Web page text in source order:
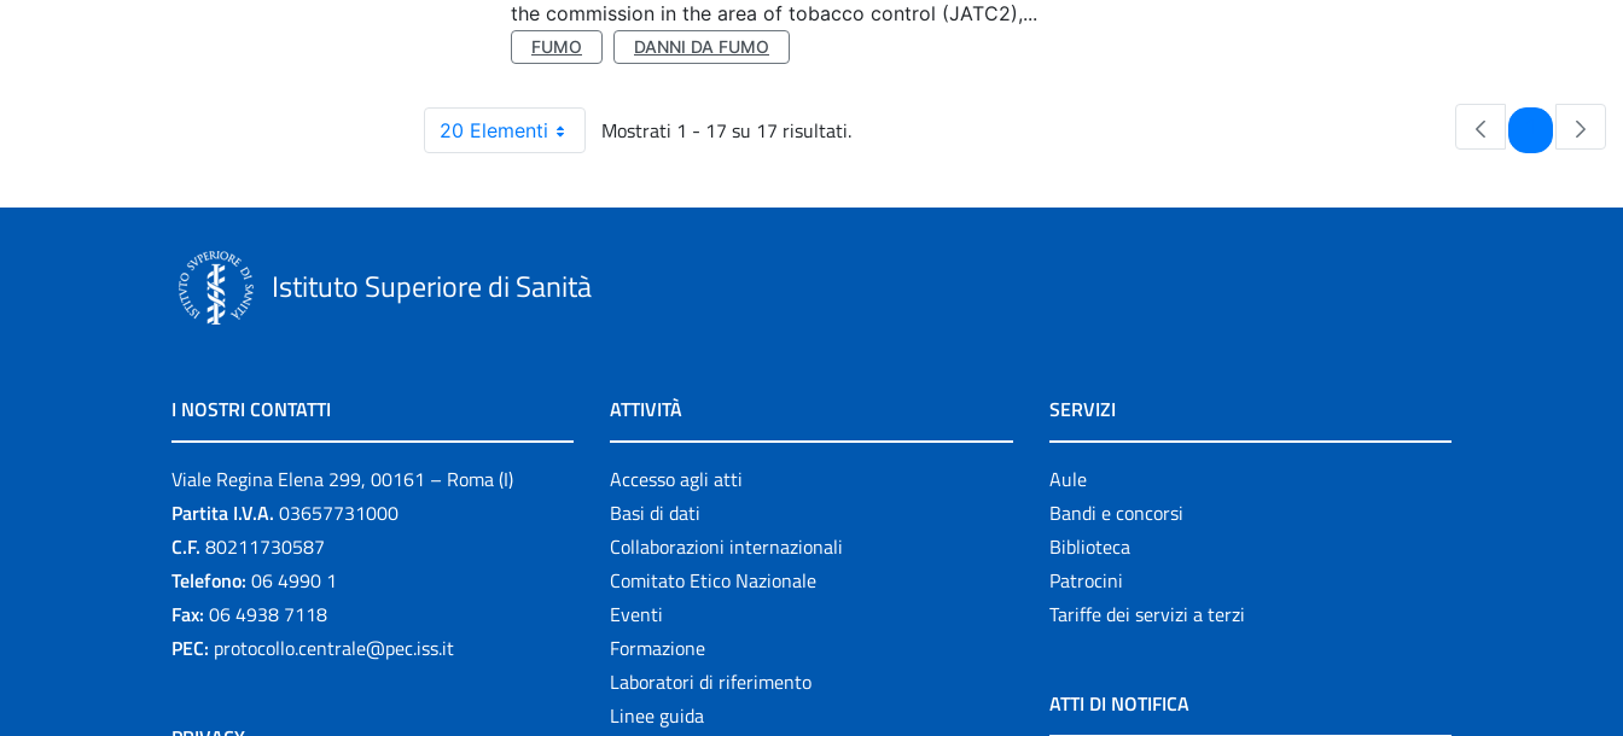
the commission in the area of tobacco control (JATC2),...
FUMO DANNI DA FUMO
20 Elementi Mostrati 1 - 17 su 17 risultati. Pagina
Istituto Superiore di Sanità
I NOSTRI CONTATTI
Viale Regina Elena 299, 00161 – Roma (I)
Partita I.V.A. 03657731000
C.F. 80211730587
Telefono: 06 4990 1
Fax: 06 4938 7118
PEC: protocollo.centrale@pec.iss.it
ATTIVITÀ
Accesso agli atti
Basi di dati
Collaborazioni internazionali
Comitato Etico Nazionale
Eventi
Formazione
Laboratori di riferimento
Linee guida
SERVIZI
Aule
Bandi e concorsi
Biblioteca
Patrocini
Tariffe dei servizi a terzi
ATTI DI NOTIFICA